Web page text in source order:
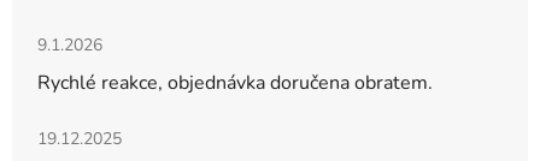
Hodnocení obchodu je 5 z 5 hvězdiček.
9.1.2026
Rychlé reakce, objednávka doručena obratem.
Hodnocení obchodu je 5 z 5 hvězdiček.
19.12.2025